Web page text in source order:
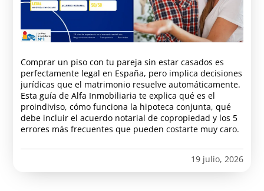
Comprar un piso con tu pareja sin estar casados es
perfectamente legal en España, pero implica decisiones
jurídicas que el matrimonio resuelve automáticamente.
Esta guía de Alfa Inmobiliaria te explica qué es el
proindiviso, cómo funciona la hipoteca conjunta, qué
debe incluir el acuerdo notarial de copropiedad y los 5
errores más frecuentes que pueden costarte muy caro.
19 julio, 2026